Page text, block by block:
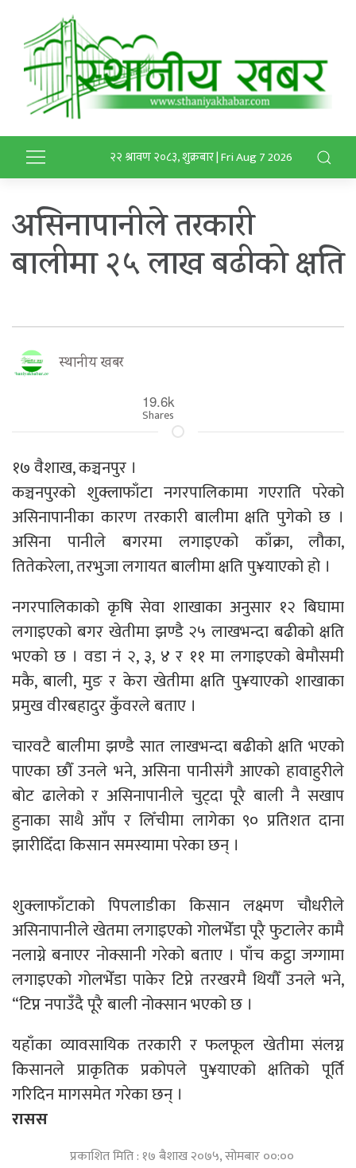
२२ श्रावण २०८३, शुक्रबार | Fri Aug 7 2026
असिनापानीले तरकारी
बालीमा २५ लाख बढीको क्षति
स्थानीय खबर
19.6k
Shares
१७ वैशाख, कञ्चनपुर ।
कञ्चनपुरको शुक्लाफाँटा नगरपालिकामा गएराति परेको
असिनापानीका कारण तरकारी बालीमा क्षति पुगेको छ ।
असिना पानीले बगरमा लगाइएको काँक्रा, लौका,
तितेकरेला, तरभुजा लगायत बालीमा क्षति पु¥याएको हो ।
नगरपालिकाको कृषि सेवा शाखाका अनुसार १२ बिघामा
लगाइएको बगर खेतीमा झण्डै २५ लाखभन्दा बढीको क्षति
भएको छ । वडा नं २, ३, ४ र ११ मा लगाइएको बेमौसमी
मकै, बाली, मुङ र केरा खेतीमा क्षति पु¥याएको शाखाका
प्रमुख वीरबहादुर कुँवरले बताए ।
चारवटै बालीमा झण्डै सात लाखभन्दा बढीको क्षति भएको
पाएका छौँ उनले भने, असिना पानीसंगै आएको हावाहुरीले
बोट ढालेको र असिनापानीले चुट्दा पूरै बाली नै सखाप
हुनाका साथै आँप र लिँचीमा लागेका ९० प्रतिशत दाना
झारीदिँदा किसान समस्यामा परेका छन् ।
शुक्लाफाँटाको पिपलाडीका किसान लक्ष्मण चौधरीले
असिनापानीले खेतमा लगाइएको गोलभेँडा पूरै फुटालेर कामै
नलाग्ने बनाएर नोक्सानी गरेको बताए । पाँच कट्ठा जग्गामा
लगाइएको गोलभेँडा पाकेर टिप्ने तरखरमै थियौँ उनले भने,
“टिप्न नपाउँदै पूरै बाली नोक्सान भएको छ ।
यहाँका व्यावसायिक तरकारी र फलफूल खेतीमा संलग्न
किसानले प्राकृतिक प्रकोपले पु¥याएको क्षतिको पूर्ति
गरिदिन मागसमेत गरेका छन् ।
रासस
प्रकाशित मिति : १७ बैशाख २०७५, सोमबार ००:००